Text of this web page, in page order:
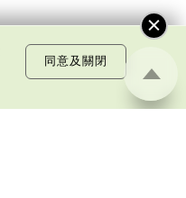
同意及關閉